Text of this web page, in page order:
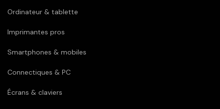
Ordinateur & tablette
Imprimantes pros
Smartphones & mobiles
Connectiques & PC
Écrans & claviers